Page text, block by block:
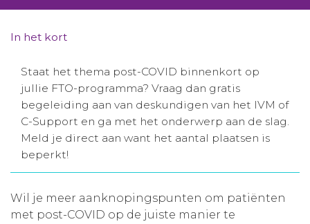
Aanmelden nieuwsbrief
Inloggen
In het kort
Staat het thema post-COVID binnenkort op
jullie FTO-programma? Vraag dan gratis
begeleiding aan van deskundigen van het IVM of
C-Support en ga met het onderwerp aan de slag.
Meld je direct aan want het aantal plaatsen is
beperkt!
Wil je meer aanknopingspunten om patiënten
met post-COVID op de juiste manier te